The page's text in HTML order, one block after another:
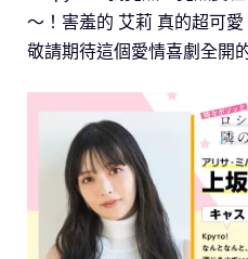
～！害羞的 艾莉 真的超可愛
敬請期待這個愛情喜劇全開